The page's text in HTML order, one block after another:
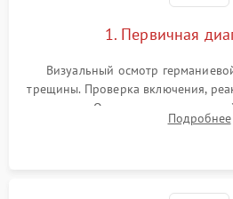
1. Первичная
Визуальный осмотр
трещины. Проверка включения,
зарядки. Оценка вывода
проверка базовых функций и
Подробнее